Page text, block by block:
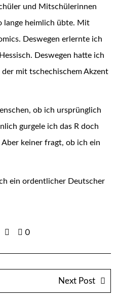
und Mitschülerinnen
lange heimlich übte. Mit
Deswegen erlernte ich
Deswegen hatte ich
mit tschechischem Akzent
ob ich ursprünglich
gurgele ich das R doch
keiner fragt, ob ich ein
ein ordentlicher Deutscher
0
Next Post